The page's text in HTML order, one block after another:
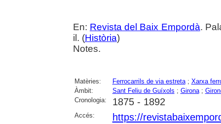
En: Revista del Baix Empordà.
il. (Història)
Notes.
Matèries: Ferrocarrils de via estreta; Xarxa
Àmbit:
Sant Feliu de Guíxols ; Girona;
Cronologia:
1875 - 1892
Accés: https://